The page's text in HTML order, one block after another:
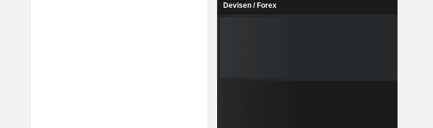
Devisen / Forex